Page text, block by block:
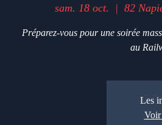
sam. 18 oct.
  |
82
Préparez-vous pour une soirée
au
Les
Voir